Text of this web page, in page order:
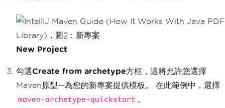
New Project
勾選Create from archetype方框，這將允許您選擇
Maven原型—為您的新專案提供模板。 在此範例中，選擇
maven-archetype-quickstart 。